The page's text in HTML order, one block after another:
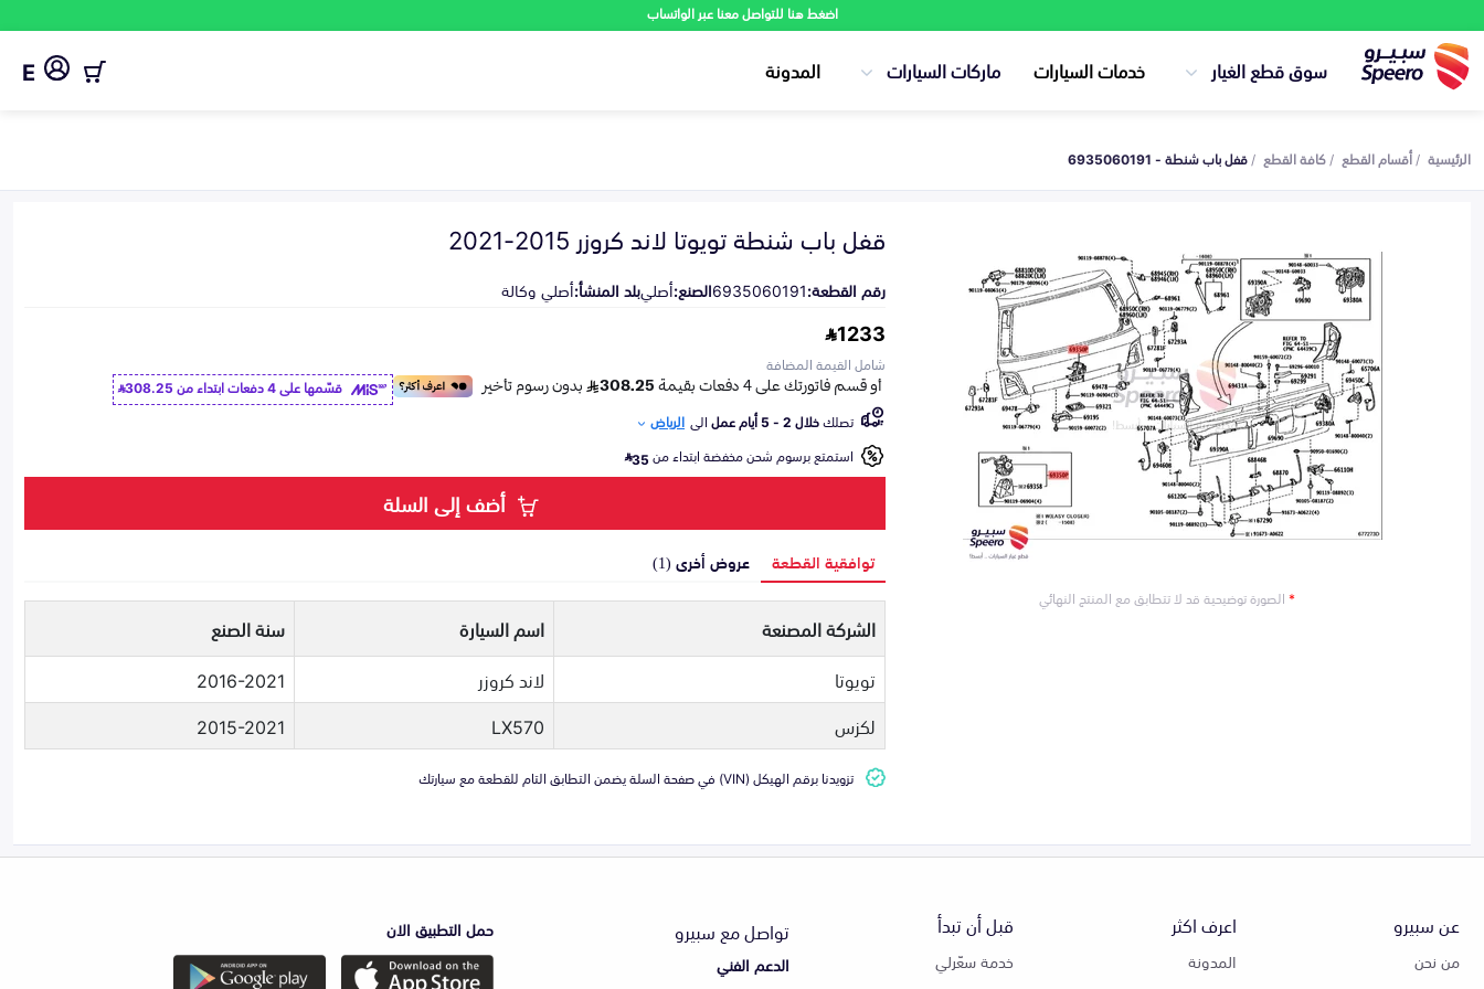
اضغط هنا للتواصل معنا عبر الواتساب
سوق قطع الغيار خدمات السيارات ماركات السيارات المدونة E
الرئيسية أقسام القطع كافة القطع قفل باب شنطة - 6935060191
*الصورة توضيحية قد لا تتطابق مع المنتج النهائي
قفل باب شنطة تويوتا لاند كروزر 2015-2021
رقم القطعة:6935060191الصنع:أصليبلد المنشأ:أصلي وكالة
1233
شامل القيمة المضافة
قسّمها على 4 دفعات ابتداء من
308.25
تصلكخلال 2 - 5 أيام عمل الى الرياض
استمتع برسوم شحن مخفضة ابتداء من35
أضف إلى السلة
توافقية القطعة عروض أخرى (1)
الشركة المصنعة اسم السيارة
سنة الصنع
تويوتا
لاند كروزر
2016-2021
لكزس
LX570
2015-2021
تزويدنا برقم الهيكل (VIN) في صفحة السلة يضمن التطابق التام للقطعة مع سيارتك
عن سبيرو
من نحن
اعرف اكثر
المدونة
قبل أن تبدأ
خدمة سعّرلي
تواصل مع سبيرو
الدعم الفني
حمل التطبيق الان